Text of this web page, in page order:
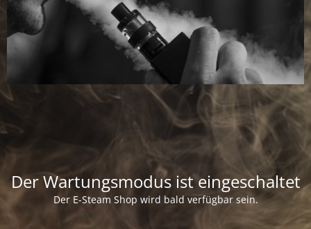
Der Wartungsmodus ist eingeschaltet
Der E-Steam Shop wird bald verfügbar sein.